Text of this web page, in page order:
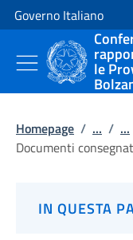
Vai al contenuto
Vai alla navigazione del
Governo Italiano
le
Homepage / ... / ...
Documenti
IN QUESTA